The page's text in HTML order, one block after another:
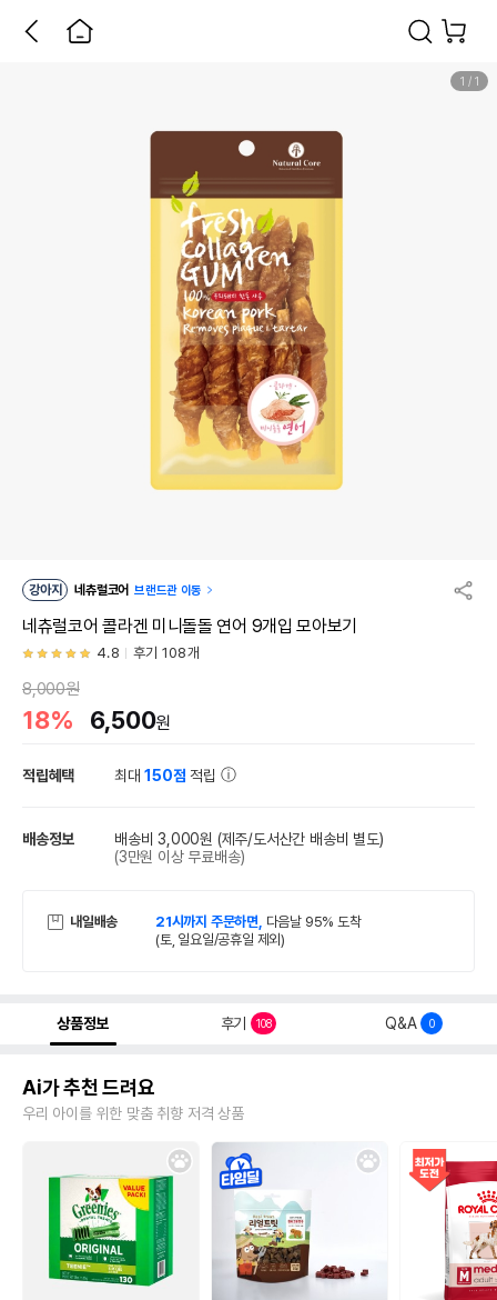
1 / 1
강아지 네츄럴코어 브랜드관 이동
네츄럴코어 콜라겐 미니돌돌 연어 9개입 모아보기
4.8 후기 108개
8,000원
18% 6,500원
적립혜택 최대150점 적립
배송정보 배송비 3,000원 (제주/도서산간 배송비 별도)
(3만원 이상 무료배송)
내일배송 21시까지 주문하면, 다음날 95% 도착
(토, 일요일/공휴일 제외)
상품정보 후기 108 Q&A 0
Ai가 추천 드려요
우리 아이를 위한 맞춤 취향 저격 상품